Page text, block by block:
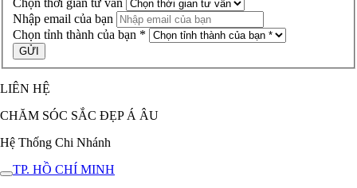
Nhập email của bạn
Chọn tỉnh thành của bạn *
LIÊN HỆ
CHĂM SÓC SẮC ĐẸP Á ÂU
Hệ Thống Chi Nhánh
TP. HỒ CHÍ MINH